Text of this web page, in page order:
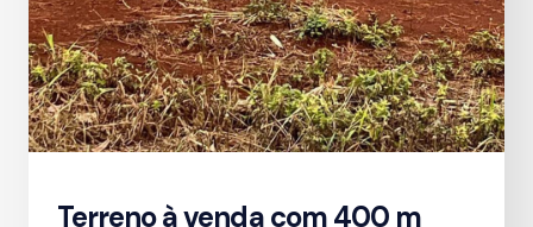
Terreno à venda com 400 m